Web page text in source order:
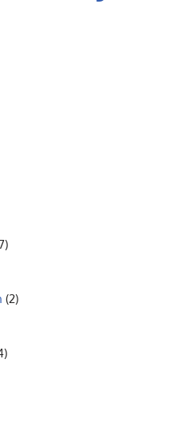
(2)